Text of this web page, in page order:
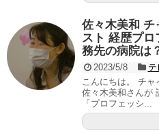
佐々木美和 チ
スト 経歴プロ
務先の病院は
2023/5/8 テ
こんにちは。 チ
佐々木美和さんが
「プロフェッシ...